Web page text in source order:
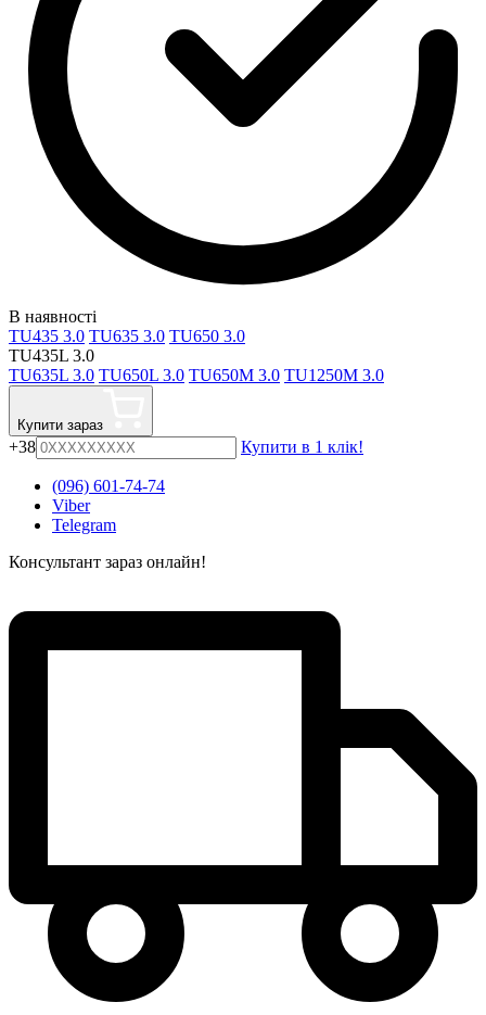
В наявності
TU435 3.0 TU635 3.0 TU650 3.0
TU435L 3.0
TU635L 3.0 TU650L 3.0 TU650M 3.0 TU1250M 3.0
Купити зараз
+38 Купити в 1 клік!
(096) 601-74-74
Viber
Telegram
Консультант зараз онлайн!